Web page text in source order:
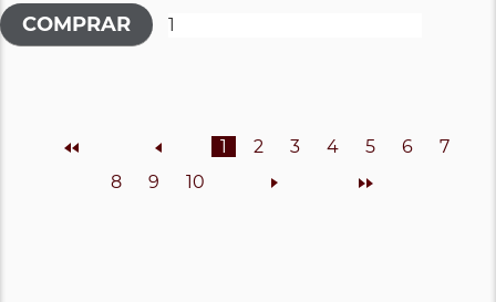
Inicio Anterior 1 2 3 4 5 6
7
8
9 10 Siguiente Final